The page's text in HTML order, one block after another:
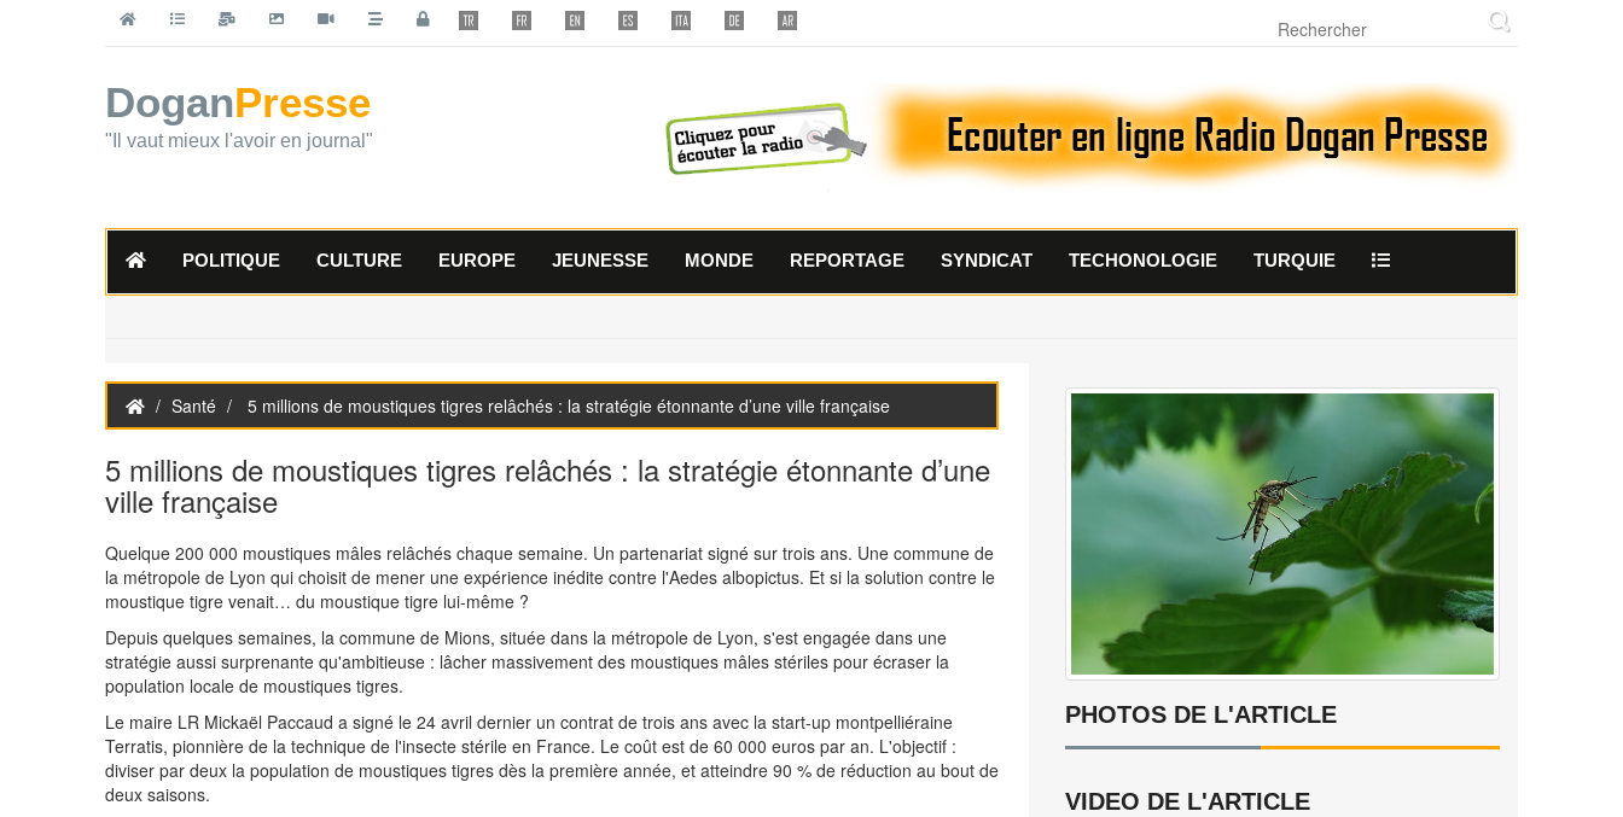
DoganPresse
"Il vaut mieux l'avoir en journal"
POLITIQUE CULTURE EUROPE JEUNESSE MONDE REPORTAGE SYNDICAT TECHONOLOGIE TURQUIE
Santé 5 millions de moustiques tigres relâchés : la stratégie étonnante d’une ville française
5 millions de moustiques tigres relâchés : la stratégie étonnante d’une
ville française
Quelque 200 000 moustiques mâles relâchés chaque semaine. Un partenariat signé sur trois ans. Une commune de
la métropole de Lyon qui choisit de mener une expérience inédite contre l'Aedes albopictus. Et si la solution contre le
moustique tigre venait… du moustique tigre lui-même ?
Depuis quelques semaines, la commune de Mions, située dans la métropole de Lyon, s'est engagée dans une
stratégie aussi surprenante qu'ambitieuse : lâcher massivement des moustiques mâles stériles pour écraser la
population locale de moustiques tigres.
Le maire LR Mickaël Paccaud a signé le 24 avril dernier un contrat de trois ans avec la start-up montpelliéraine
Terratis, pionnière de la technique de l'insecte stérile en France. Le coût est de 60 000 euros par an. L'objectif :
diviser par deux la population de moustiques tigres dès la première année, et atteindre 90 % de réduction au bout de
deux saisons.
PHOTOS DE L'ARTICLE
VIDEO DE L'ARTICLE